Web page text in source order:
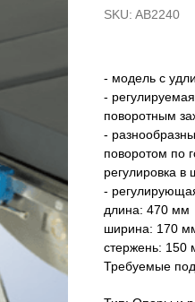
SKU: AB2240
- модель с
-
поворотным
-
поворотом по
регулировка
-
длина: 470 мм
ширина: 170
стержень: 150
Требуемые